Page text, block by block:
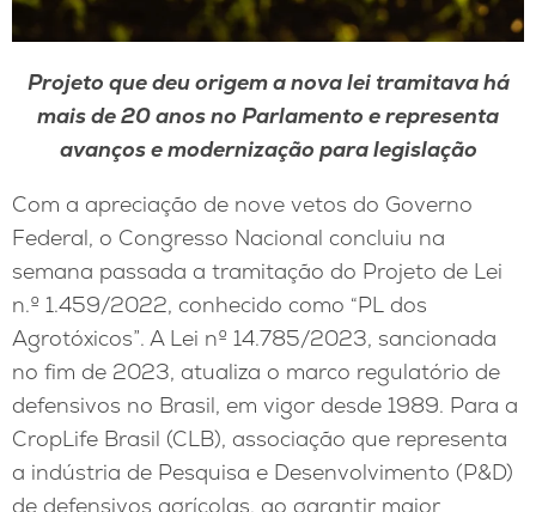
Projeto que deu origem a nova lei tramitava há
mais de 20 anos no Parlamento e representa
avanços e modernização para legislação
Com a apreciação de nove vetos do Governo
Federal, o Congresso Nacional concluiu na
semana passada a tramitação do Projeto de Lei
n.º 1.459/2022, conhecido como “PL dos
Agrotóxicos”. A Lei nº 14.785/2023, sancionada
no fim de 2023, atualiza o marco regulatório de
defensivos no Brasil, em vigor desde 1989. Para a
CropLife Brasil (CLB), associação que representa
a indústria de Pesquisa e Desenvolvimento (P&D)
de defensivos agrícolas, ao garantir maior